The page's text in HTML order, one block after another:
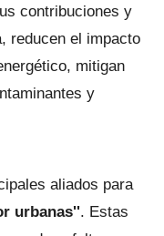
contribuciones y
reducen el impacto
mitigan
y
aliados para
urbanas''. Estas